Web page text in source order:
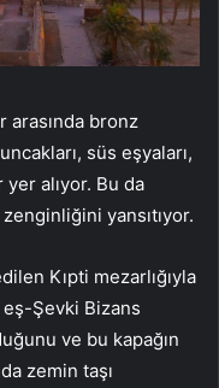
arasında bronz
süs eşyaları,
alıyor. Bu da
yansıtıyor.
Kıpti mezarlığıyla
Şevki Bizans
ve bu kapağın
zemin taşı